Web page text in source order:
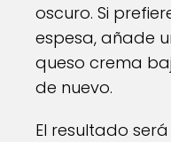
oscuro. Si
espesa, añade
queso crema
de nuevo.
El resultado